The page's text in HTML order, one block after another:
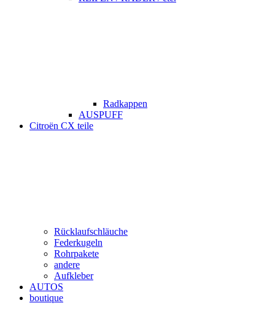
Radkappen
AUSPUFF
Citroën CX teile
Rücklaufschläuche
Federkugeln
Rohrpakete
andere
Aufkleber
AUTOS
boutique